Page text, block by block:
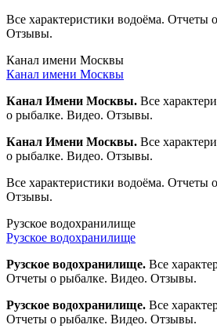
Все характеристики водоёма. Отчеты
Отзывы.
Канал имени Москвы
Канал имени Москвы
Канал Имени Москвы. Все
о рыбалке. Видео. Отзывы.
Канал Имени Москвы. Все
о рыбалке. Видео. Отзывы.
Все характеристики водоёма. Отчеты
Отзывы.
Рузское водохранилище
Рузское водохранилище
Рузское водохранилище. Все
Отчеты о рыбалке. Видео. Отзывы.
Рузское водохранилище. Все
Отчеты о рыбалке. Видео. Отзывы.